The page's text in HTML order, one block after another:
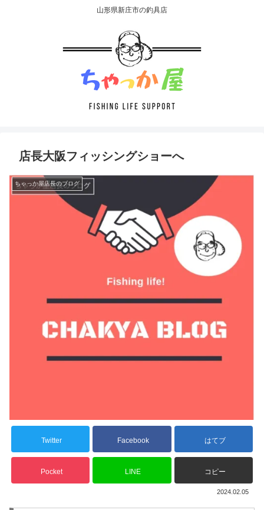
山形県新庄市の釣具店
店長大阪フィッシングショーへ
ちゃっか屋店長のブログ
Twitter Facebook はてブ
Pocket LINE コピー
2024.02.05